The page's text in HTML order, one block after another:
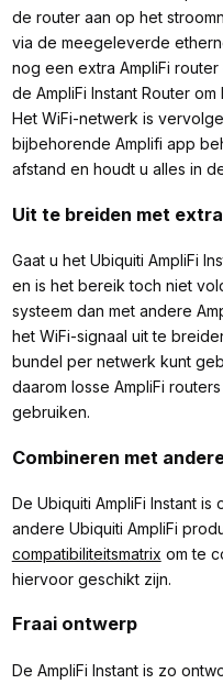
de router aan op het
via de meegeleverde
nog een extra AmpliFi
de AmpliFi Instant Router
Het WiFi-netwerk is
bijbehorende Amplifi app
afstand en houdt u alles in
Uit te breiden met
Gaat u het Ubiquiti AmpliFi
en is het bereik toch niet
systeem dan met andere
het WiFi-signaal uit te
bundel per netwerk kunt
daarom losse AmpliFi
gebruiken.
Combineren met
De Ubiquiti AmpliFi Instant
andere Ubiquiti AmpliFi
compatibiliteitsmatrix om te
hiervoor geschikt zijn.
Fraai ontwerp
De AmpliFi Instant is zo